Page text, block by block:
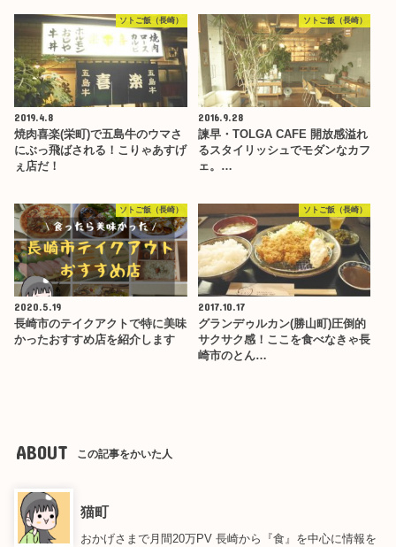
ソトご飯（長崎）
2019.4.8
焼肉喜楽(栄町)で五島牛のウマさ
にぶっ飛ばされる！こりゃあすげ
ぇ店だ！
ソトご飯（長崎）
2016.9.28
諫早・TOLGA CAFE 開放感溢れ
るスタイリッシュでモダンなカフ
ェ。…
ソトご飯（長崎）
2020.5.19
長崎市のテイクアクトで特に美味
かったおすすめ店を紹介します
ソトご飯（長崎）
2017.10.17
グランデゥルカン(勝山町)圧倒的
サクサク感！ここを食べなきゃ長
崎市のとん…
ABOUT この記事をかいた人
猫町
おかげさまで月間20万PV 長崎から『食』を中心に情報を